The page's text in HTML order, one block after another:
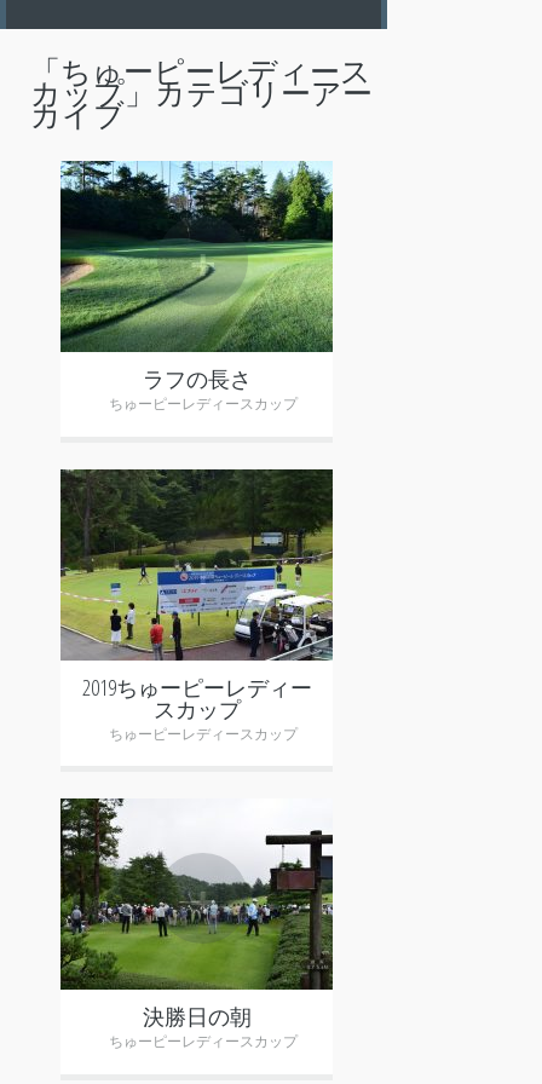
「ちゅーピーレディース
カップ 」カテゴリーアー
カイブ
+
ラフの長さ
ちゅーピーレディースカップ
+
2019ちゅーピーレディー
スカップ
ちゅーピーレディースカップ
+
決勝日の朝
ちゅーピーレディースカップ